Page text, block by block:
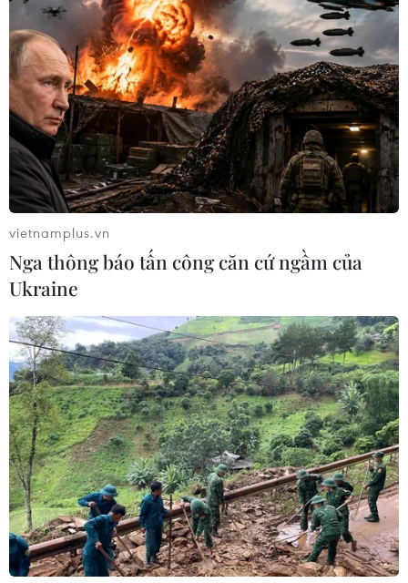
vietnamplus.vn
Nga thông báo tấn công căn cứ ngầm của
Ukraine